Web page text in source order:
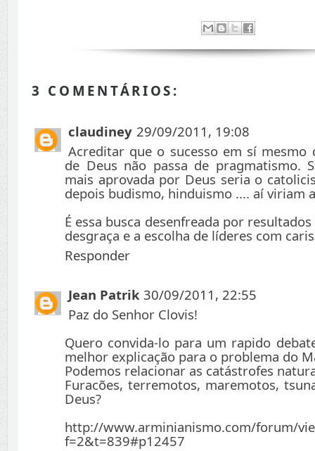
3 COMENTÁRIOS:
claudiney 29/09/2011, 19:08
Acreditar que o sucesso em sí mesmo
de Deus não passa de pragmatismo.
mais aprovada por Deus seria o
depois budismo, hinduismo .... aí viriam
É essa busca desenfreada por
desgraça e a escolha de líderes com
Responder
Jean Patrik 30/09/2011, 22:55
Paz do Senhor Clovis!
Quero convida-lo para um rapido
melhor explicação para o problema do
Podemos relacionar as catástrofes
Furacões, terremotos, maremotos,
Deus?
http://www.arminianismo.com/forum/
f=2&t=839#p12457